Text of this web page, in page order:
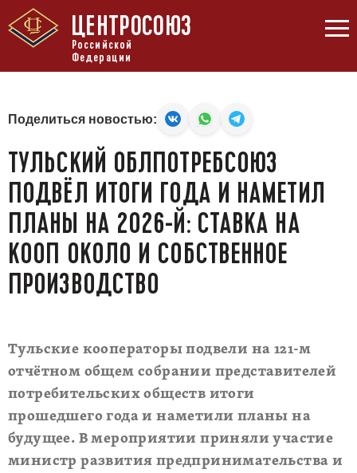
ЦЕНТРОСОЮЗ
Российской
Федерации
Поделиться новостью:
ТУЛЬСКИЙ ОБЛПОТРЕБСОЮЗ
ПОДВЁЛ ИТОГИ ГОДА И НАМЕТИЛ
ПЛАНЫ НА 2026-Й: СТАВКА НА
КООП ОКОЛО И СОБСТВЕННОЕ
ПРОИЗВОДСТВО
Тульские кооператоры подвели на 121-м
отчётном общем собрании представителей
потребительских обществ итоги
прошедшего года и наметили планы на
будущее. В мероприятии приняли участие
министр развития предпринимательства и